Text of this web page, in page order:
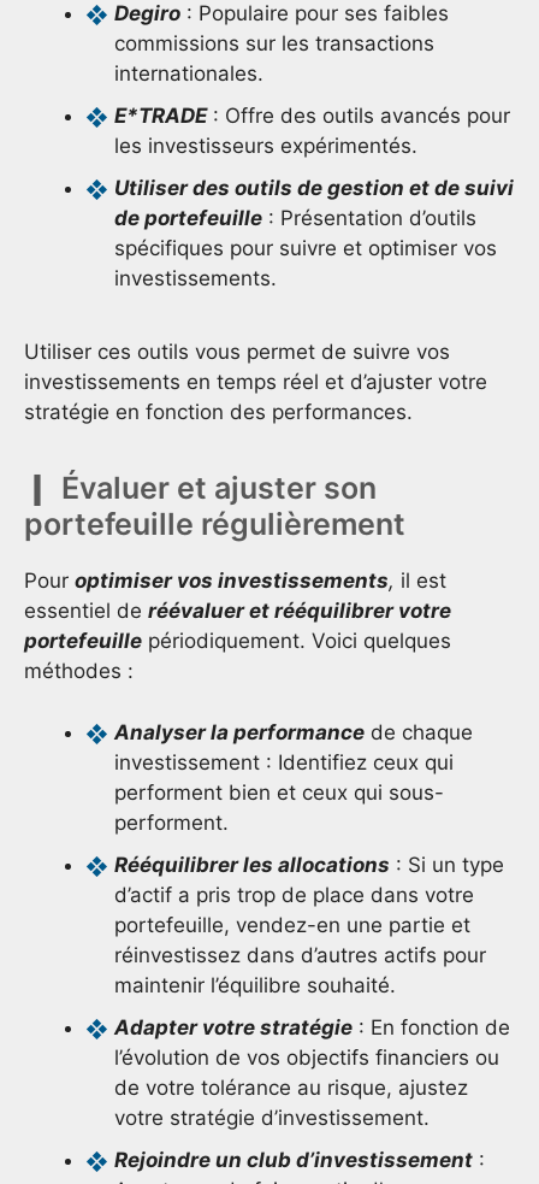
Degiro : Populaire pour ses faibles
commissions sur les transactions
internationales.
E*TRADE : Offre des outils avancés pour
les investisseurs expérimentés.
Utiliser des outils de gestion et de suivi
de portefeuille : Présentation d’outils
spécifiques pour suivre et optimiser vos
investissements.
Utiliser ces outils vous permet de suivre vos
investissements en temps réel et d’ajuster votre
stratégie en fonction des performances.
Évaluer et ajuster son
portefeuille régulièrement
Pour optimiser vos investissements, il est
essentiel de réévaluer et rééquilibrer votre
portefeuille périodiquement. Voici quelques
méthodes :
Analyser la performance de chaque
investissement : Identifiez ceux qui
performent bien et ceux qui sous-
performent.
Rééquilibrer les allocations : Si un type
d’actif a pris trop de place dans votre
portefeuille, vendez-en une partie et
réinvestissez dans d’autres actifs pour
maintenir l’équilibre souhaité.
Adapter votre stratégie : En fonction de
l’évolution de vos objectifs financiers ou
de votre tolérance au risque, ajustez
votre stratégie d’investissement.
Rejoindre un club d’investissement :